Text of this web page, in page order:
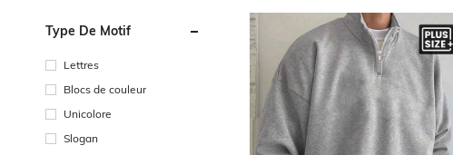
Type De Motif
Lettres
Blocs de couleur
Unicolore
Slogan